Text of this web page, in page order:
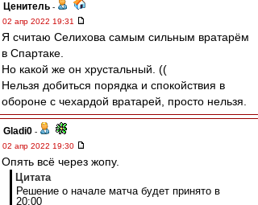
Ценитель -
02 апр 2022 19:31
Я считаю Селихова самым сильным вратарём
в Спартаке.
Но какой же он хрустальный. ((
Нельзя добиться порядка и спокойствия в
обороне с чехардой вратарей, просто нельзя.
Gladi0 -
02 апр 2022 19:30
Опять всё через жопу.
Цитата
Решение о начале матча будет принято в
20:00